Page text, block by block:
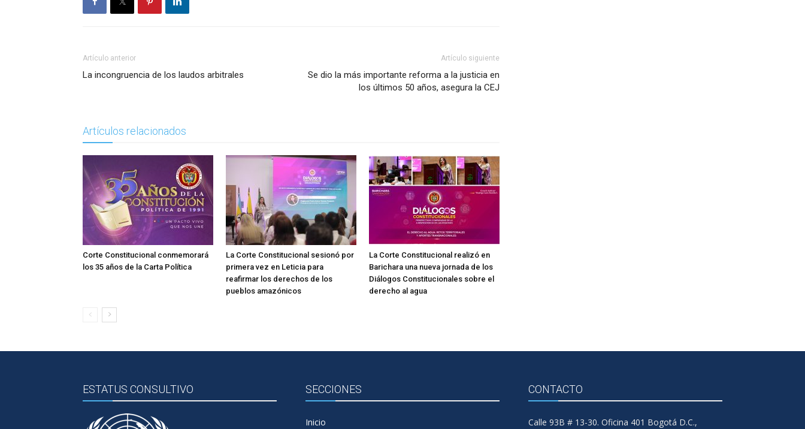
Artículo anterior
La incongruencia de los laudos arbitrales
Artículo siguiente
Se dio la más importante reforma a la justicia en
los últimos 50 años, asegura la CEJ
Artículos relacionados
Corte Constitucional conmemorará
los 35 años de la Carta Política
La Corte Constitucional sesionó por
primera vez en Leticia para
reafirmar los derechos de los
pueblos amazónicos
La Corte Constitucional realizó en
Barichara una nueva jornada de los
Diálogos Constitucionales sobre el
derecho al agua
ESTATUS CONSULTIVO SECCIONES
Inicio
CONTACTO
Calle 93B # 13-30. Oficina 401 Bogotá D.C.,